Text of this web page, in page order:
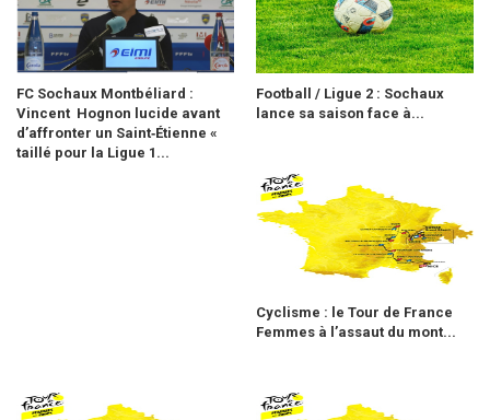
FC Sochaux Montbéliard :
Vincent Hognon lucide avant
d’affronter un Saint‑Étienne «
taillé pour la Ligue 1...
Football / Ligue 2 : Sochaux
lance sa saison face à...
Cyclisme : le Tour de France
Femmes à l’assaut du mont...